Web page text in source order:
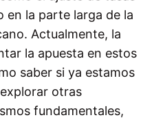
en la parte larga de la
Actualmente, la
la apuesta en estos
saber si ya estamos
otras
fundamentales,